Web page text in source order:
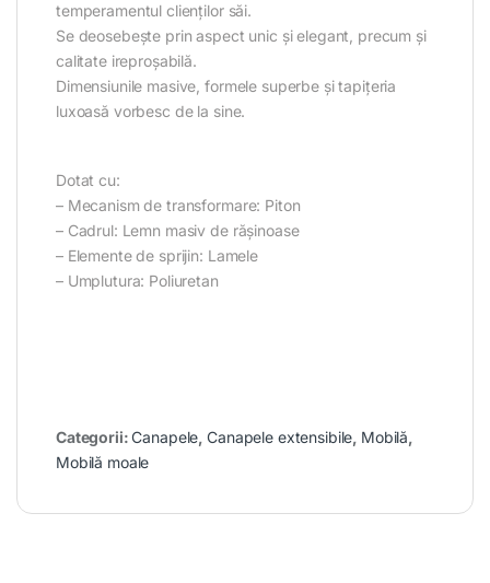
temperamentul clienților săi.
Se deosebește prin aspect unic și elegant, precum și
calitate ireproșabilă.
Dimensiunile masive, formele superbe și tapițeria
luxoasă vorbesc de la sine.
Dotat cu:
– Mecanism de transformare: Piton
– Cadrul: Lemn masiv de rășinoase
– Elemente de sprijin: Lamele
– Umplutura: Poliuretan
Categorii:Canapele,Canapele extensibile, Mobilă,
Mobilă moale